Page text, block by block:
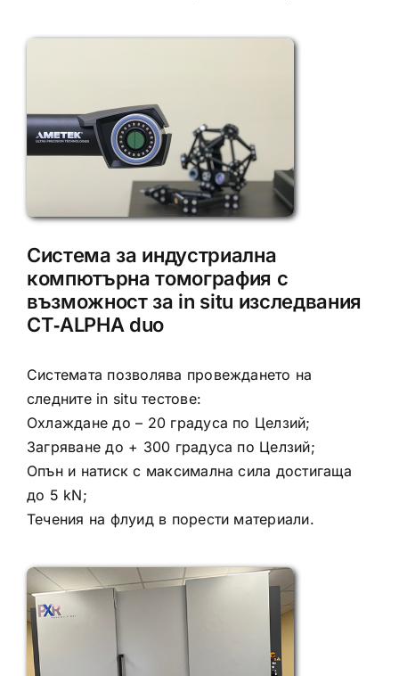
Система за индустриална
компютърна томография с
възможност за in situ изследвания
CT‐ALPHA duo
Системата позволява провеждането на
следните in situ тестове:
Охлаждане до – 20 градуса по Целзий;
Загряване до + 300 градуса по Целзий;
Опън и натиск с максимална сила достигаща
до 5 kN;
Течения на флуид в порести материали.